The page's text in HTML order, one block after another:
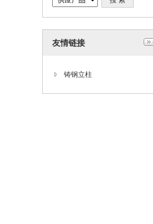
友情链接
铸钢立柱